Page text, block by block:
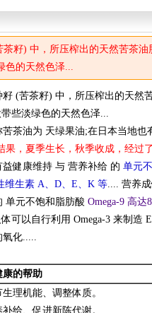
籽) 中，所压榨出的天然苦茶
色的天然色泽...
(苦茶籽) 中，所压榨出的天然
些淡绿色的天然色泽...
油为 天绿果油;在日本当地也
果，夏季生长，秋季收成，经过
益健康维持 与 营养补给 的 单元
维生素 A、D、E、K 等.... 营养成
元不饱和脂肪酸 Omega-9 高达
可以自行利用 Omega-3 来制造
氧化.....
康的帮助
生理机能、调整体质。
补给、促进新陈代谢。